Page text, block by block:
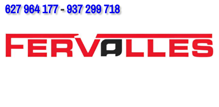
627 964 177-937 299 718